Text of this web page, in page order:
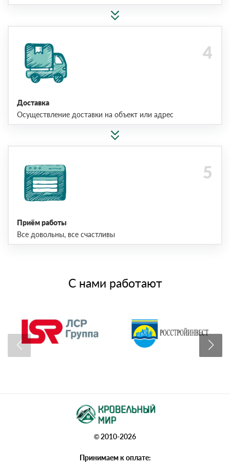
Доставка
Осуществление доставки на объект или адрес
Приём работы
Все довольны, все счастливы
С нами работают
© 2010-2026
Принимаем к оплате: